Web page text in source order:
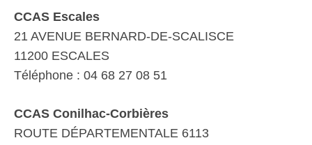
CCAS Escales
21 AVENUE BERNARD-DE-SCALISCE
11200 ESCALES
Téléphone : 04 68 27 08 51
CCAS Conilhac-Corbières
ROUTE DÉPARTEMENTALE 6113